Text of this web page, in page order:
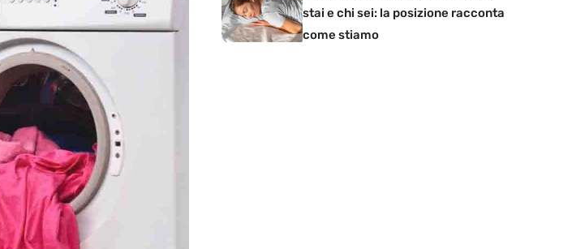
stai e chi sei: la posizione racconta
come stiamo